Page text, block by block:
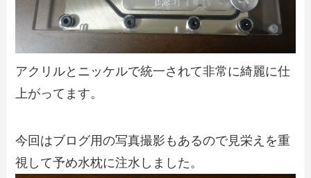
アクリルとニッケルで統一されて非常に綺麗に仕
上がってます。
今回はブログ用の写真撮影もあるので見栄えを重
視して予め水枕に注水しました。